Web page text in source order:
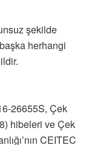
şekilde
herhangi
26655S, Çek
hibeleri ve Çek
CEITEC